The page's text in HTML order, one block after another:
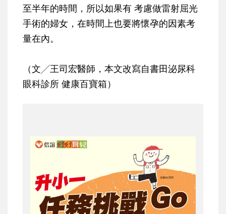
至半年的時間，所以如果有 考慮做雷射屈光
手術的婦女，在時間上也要將懷孕的因素考
量在內。
（文╱王司宏醫師，本文改寫自書田泌尿科
眼科診所 健康百寶箱）